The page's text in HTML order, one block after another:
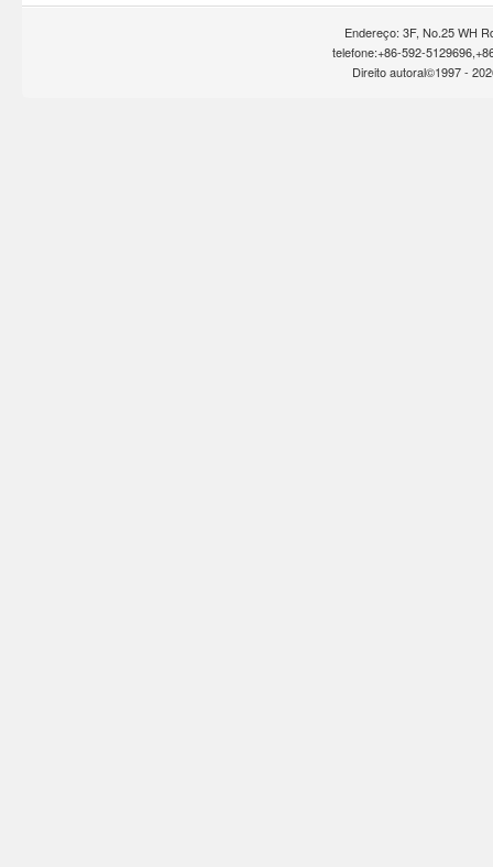
Endereço: 3F, No.25 WH
telefone:+86-592-
Direito autoral©1997 -